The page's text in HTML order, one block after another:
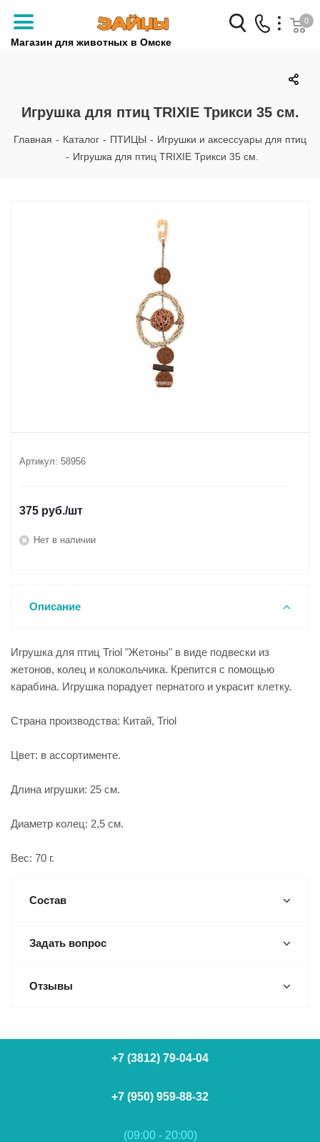
Магазин для животных в Омске
Заказать звонок
+7 (3812) 79-04-04
+7 (950) 959-88-32
0
Игрушка для птиц TRIXIE Трикси 35 см.
Главная - Каталог - ПТИЦЫ - Игрушки и аксессуары для птиц
- Игрушка для птиц TRIXIE Трикси 35 см.
Артикул: 58956
375 руб./шт
Нет в наличии
Описание
Игрушка для птиц Triol "Жетоны" в виде подвески из
жетонов, колец и колокольчика. Крепится с помощью
карабина. Игрушка порадует пернатого и украсит клетку.
Страна производства: Китай, Triol
Цвет: в ассортименте.
Длина игрушки: 25 см.
Диаметр колец: 2,5 см.
Вес: 70 г.
Состав
Задать вопрос
Отзывы
+7 (3812) 79-04-04
+7 (950) 959-88-32
(09:00 - 20:00)